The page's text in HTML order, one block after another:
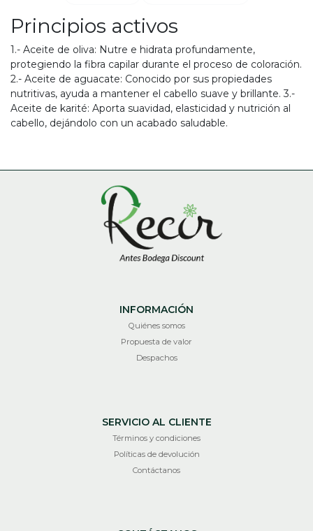
Principios activos
1.- Aceite de oliva: Nutre e hidrata profundamente,
protegiendo la fibra capilar durante el proceso de coloración.
2.- Aceite de aguacate: Conocido por sus propiedades
nutritivas, ayuda a mantener el cabello suave y brillante. 3.-
Aceite de karité: Aporta suavidad, elasticidad y nutrición al
cabello, dejándolo con un acabado saludable.
INFORMACIÓN
Quiénes somos
Propuesta de valor
Despachos
SERVICIO AL CLIENTE
Términos y condiciones
Políticas de devolución
Contáctanos